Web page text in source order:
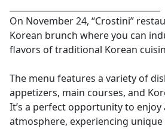
On November 24, “Crostini”
Korean brunch where you can
flavors of traditional Korean
The menu features a variety of
appetizers, main courses, and
It’s a perfect opportunity to enjoy
atmosphere, experiencing